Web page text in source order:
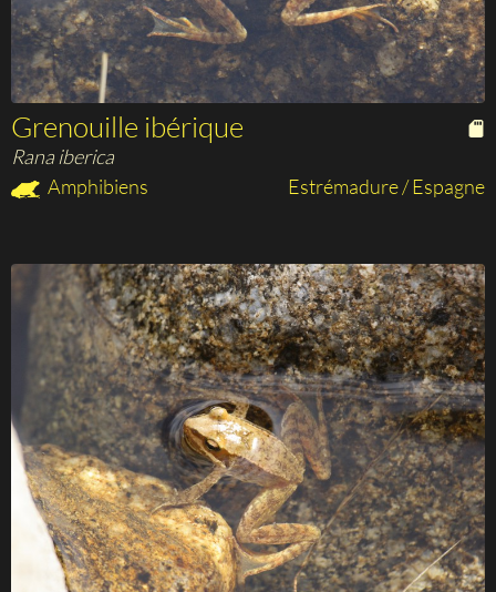
Grenouille ibérique
Rana iberica
Amphibiens
Estrémadure / Espagne